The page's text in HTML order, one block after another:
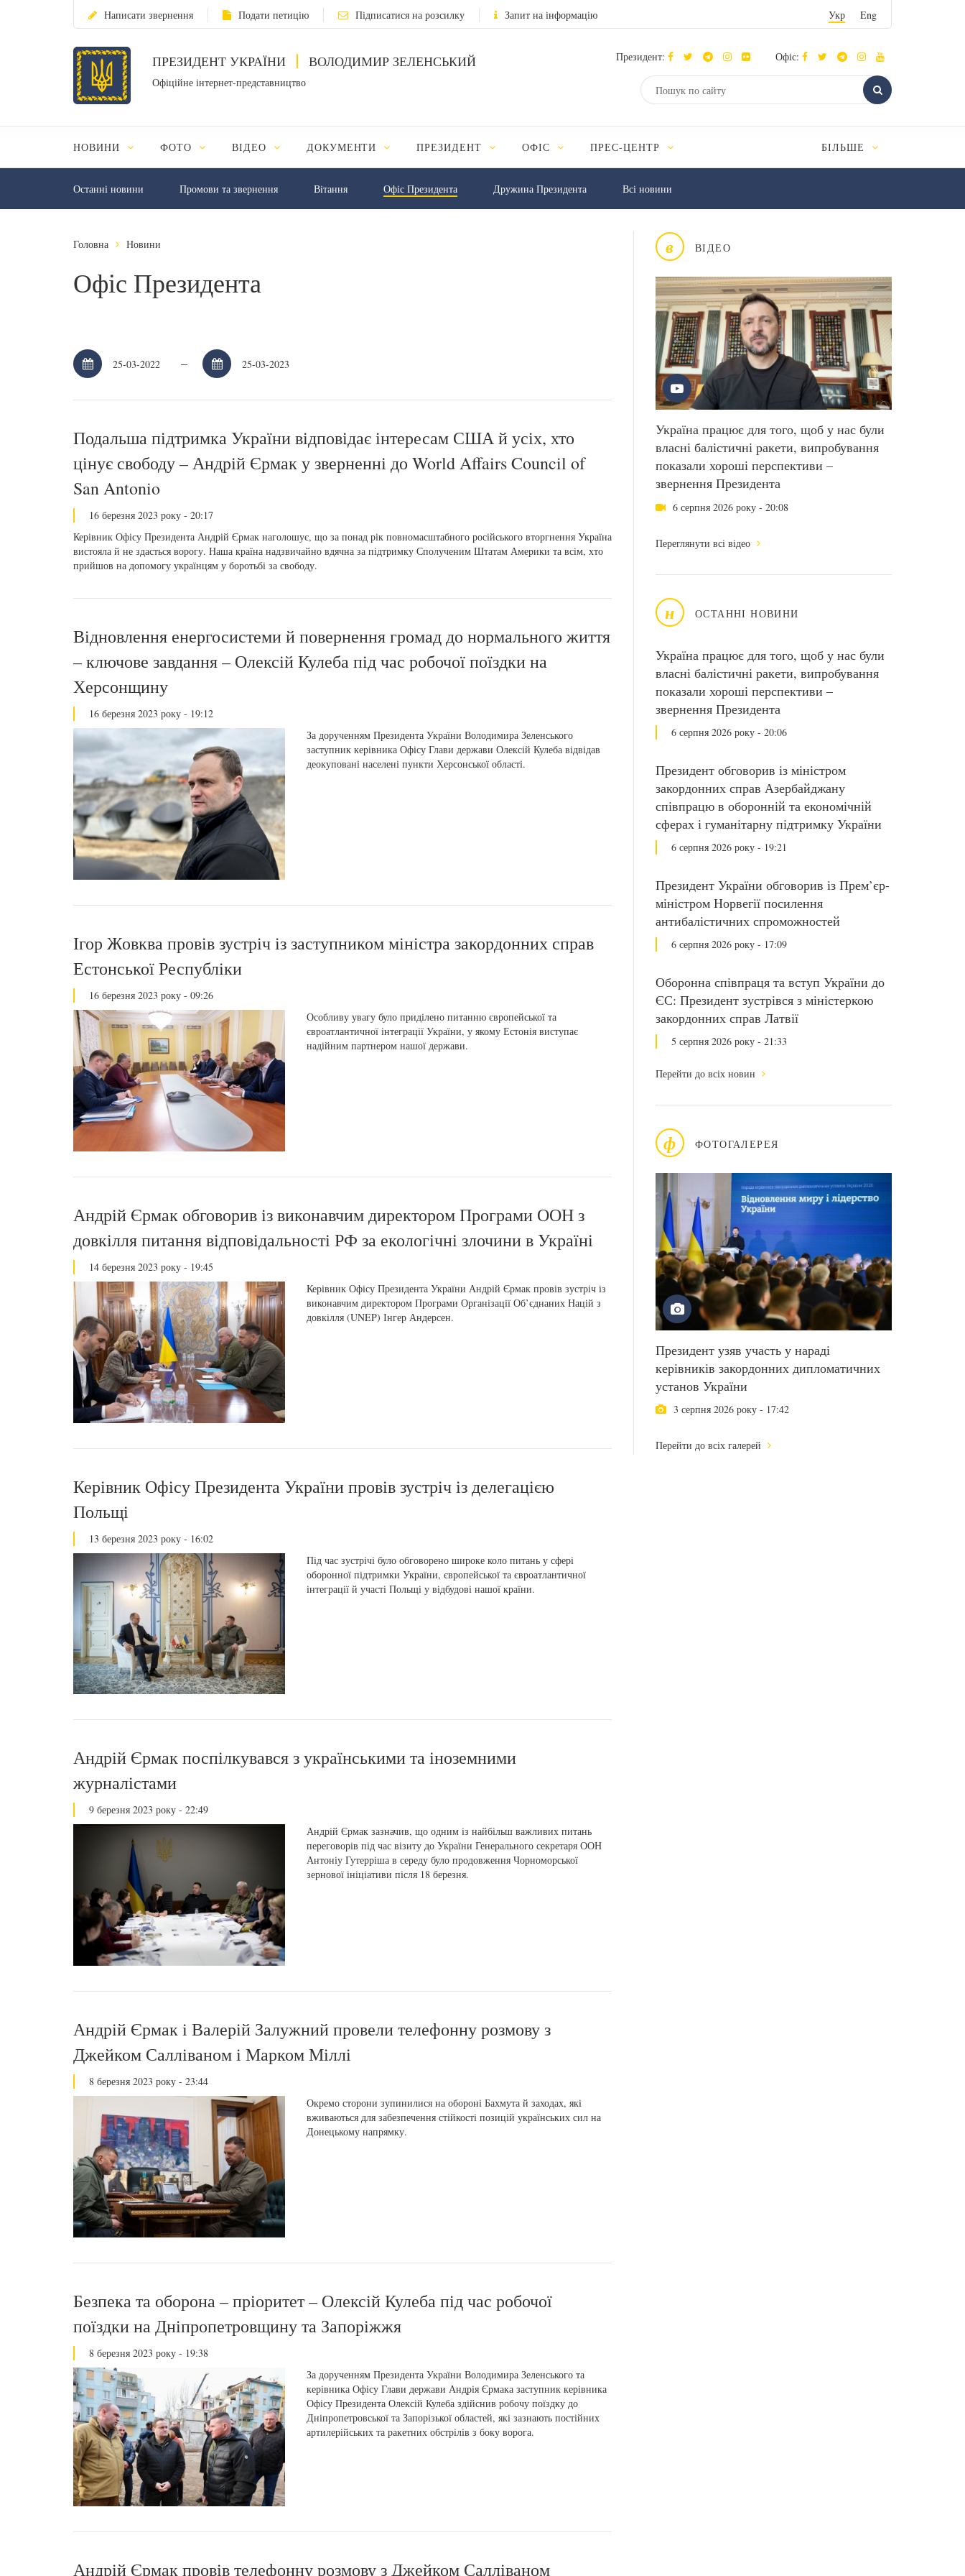
Написати звернення Подати петицію Підписатися на розсилку Запит на інформацію Укр Eng
ПРЕЗИДЕНТ УКРАЇНИ ВОЛОДИМИР ЗЕЛЕНСЬКИЙ
Офіційне інтернет-представництво
Президент: Офіс:
НОВИНИ ФОТО ВІДЕО ДОКУМЕНТИ ПРЕЗИДЕНТ ОФІС ПРЕС-ЦЕНТР БІЛЬШЕ
Останні новини Промови та звернення Вiтання Офіс Президента Дружина Президента Всі новини
в ВІДЕО
Україна працює для того, щоб у нас були
власні балістичні ракети, випробування
показали хороші перспективи –
звернення Президента
6 серпня 2026 року - 20:08
Переглянути всі відео
н ОСТАННІ НОВИНИ
Україна працює для того, щоб у нас були
власні балістичні ракети, випробування
показали хороші перспективи –
звернення Президента
6 серпня 2026 року - 20:06
Президент обговорив із міністром
закордонних справ Азербайджану
співпрацю в оборонній та економічній
сферах і гуманітарну підтримку України
6 серпня 2026 року - 19:21
Президент України обговорив із Прем’єр-
міністром Норвегії посилення
антибалістичних спроможностей
6 серпня 2026 року - 17:09
Оборонна співпраця та вступ України до
ЄС: Президент зустрівся з міністеркою
закордонних справ Латвії
5 серпня 2026 року - 21:33
Перейти до всіх новин
ф ФОТОГАЛЕРЕЯ
Президент узяв участь у нараді
керівників закордонних дипломатичних
установ України
3 серпня 2026 року - 17:42
Перейти до всіх галерей
Головна Новини
Офіс Президента
–
Подальша підтримка України відповідає інтересам США й усіх, хто
цінує свободу – Андрій Єрмак у зверненні до World Affairs Council of
San Antonio
16 березня 2023 року - 20:17
Керівник Офісу Президента Андрій Єрмак наголошує, що за понад рік повномасштабного російського вторгнення Україна
вистояла й не здасться ворогу. Наша країна надзвичайно вдячна за підтримку Сполученим Штатам Америки та всім, хто
прийшов на допомогу українцям у боротьбі за свободу.
Відновлення енергосистеми й повернення громад до нормального життя
– ключове завдання – Олексій Кулеба під час робочої поїздки на
Херсонщину
16 березня 2023 року - 19:12
За дорученням Президента України Володимира Зеленського
заступник керівника Офісу Глави держави Олексій Кулеба відвідав
деокуповані населені пункти Херсонської області.
Ігор Жовква провів зустріч із заступником міністра закордонних справ
Естонської Республіки
16 березня 2023 року - 09:26
Особливу увагу було приділено питанню європейської та
євроатлантичної інтеграції України, у якому Естонія виступає
надійним партнером нашої держави.
Андрій Єрмак обговорив із виконавчим директором Програми ООН з
довкілля питання відповідальності РФ за екологічні злочини в Україні
14 березня 2023 року - 19:45
Керівник Офісу Президента України Андрій Єрмак провів зустріч із
виконавчим директором Програми Організації Об’єднаних Націй з
довкілля (UNEP) Інгер Андерсен.
Керівник Офісу Президента України провів зустріч із делегацією
Польщі
13 березня 2023 року - 16:02
Під час зустрічі було обговорено широке коло питань у сфері
оборонної підтримки України, європейської та євроатлантичної
інтеграції й участі Польщі у відбудові нашої країни.
Андрій Єрмак поспілкувався з українськими та іноземними
журналістами
9 березня 2023 року - 22:49
Андрій Єрмак зазначив, що одним із найбільш важливих питань
переговорів під час візиту до України Генерального секретаря ООН
Антоніу Гутерріша в середу було продовження Чорноморської
зернової ініціативи після 18 березня.
Андрій Єрмак і Валерій Залужний провели телефонну розмову з
Джейком Салліваном і Марком Міллі
8 березня 2023 року - 23:44
Окремо сторони зупинилися на обороні Бахмута й заходах, які
вживаються для забезпечення стійкості позицій українських сил на
Донецькому напрямку.
Безпека та оборона – пріоритет – Олексій Кулеба під час робочої
поїздки на Дніпропетровщину та Запоріжжя
8 березня 2023 року - 19:38
За дорученням Президента України Володимира Зеленського та
керівника Офісу Глави держави Андрія Єрмака заступник керівника
Офісу Президента Олексій Кулеба здійснив робочу поїздку до
Дніпропетровської та Запорізької областей, які зазнають постійних
артилерійських та ракетних обстрілів з боку ворога.
Андрій Єрмак провів телефонну розмову з Джейком Салліваном